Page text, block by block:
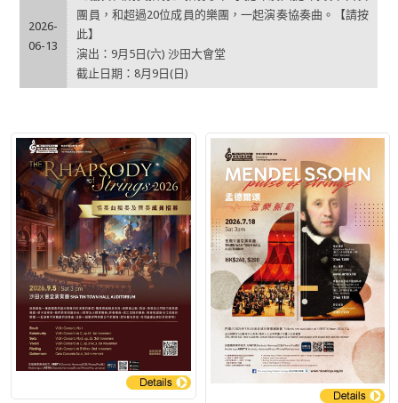
2026-
06-13
團員，和超過20位成員的樂團，一起演奏協奏曲。【請按
此】
演出：9月5日(六) 沙田大會堂
截止日期：8月9日(日)